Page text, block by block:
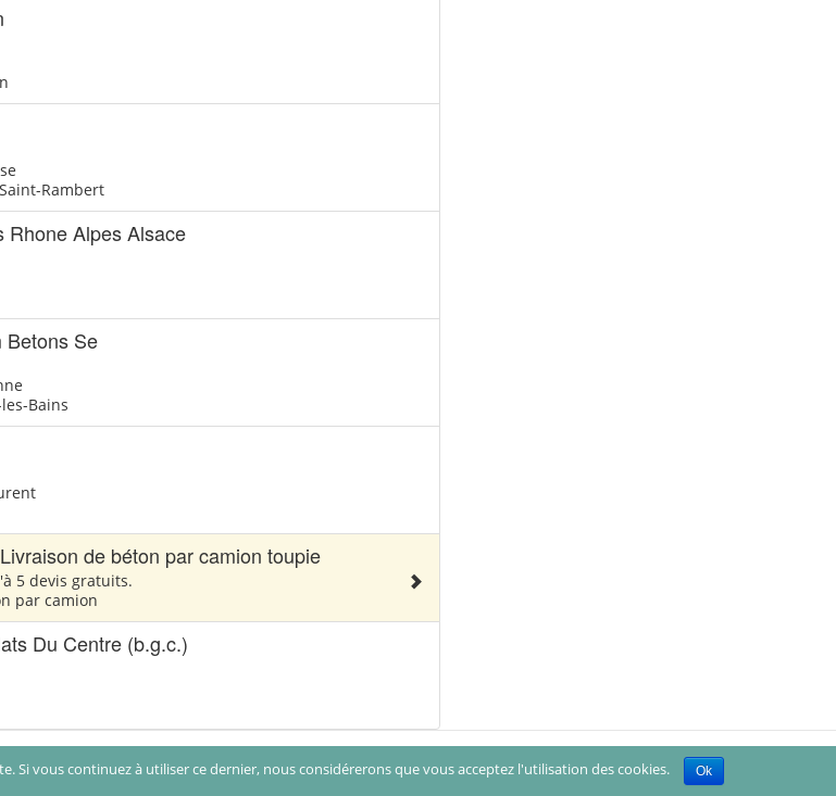
Rambert
Rhone Alpes Alsace
Betons Se
Bains
de béton par camion toupie
5 devis gratuits.
par camion
Du Centre (b.g.c.)
Si vous continuez à utiliser ce dernier, nous considérerons que vous acceptez l'utilisation des cookies. Ok